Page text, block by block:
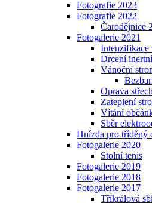
Fotografie 2023
Fotografie 2022
Čarodějnice
Fotogalerie 2021
Intenzifikace
Drcení
Vánoční
Oprava
Zateplení
Vítání
Sběr
Hnízda pro tříděný
Fotogalerie 2020
Stolní tenis
Fotogalerie 2019
Fotogalerie 2018
Fotogalerie 2017
Tříkrálová